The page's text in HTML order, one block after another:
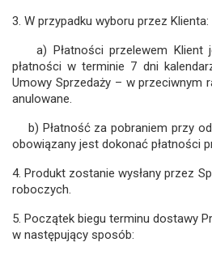
3. W przypadku wyboru przez Klienta:
a) Płatności przelewem Klient
płatności w terminie 7 dni
Umowy Sprzedaży – w przeciwnym
anulowane.
b) Płatność za pobraniem przy
obowiązany jest dokonać płatności
4. Produkt zostanie wysłany przez
roboczych.
5. Początek biegu terminu dostawy
w następujący sposób: